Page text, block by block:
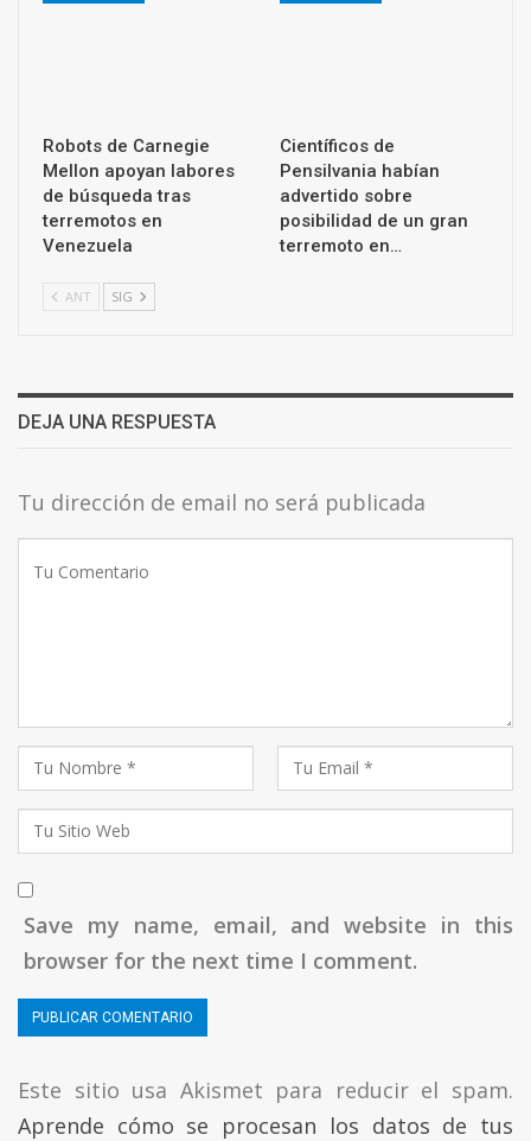
Robots de Carnegie
Mellon apoyan labores
de búsqueda tras
terremotos en
Venezuela
Científicos de
Pensilvania habían
advertido sobre
posibilidad de un gran
terremoto en…
ANT SIG
DEJA UNA RESPUESTA
Tu dirección de email no será publicada
Save my name, email, and website in this
browser for the next time I comment.
Este sitio usa Akismet para reducir el spam.
Aprende cómo se procesan los datos de tus